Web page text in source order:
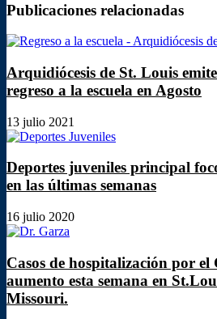
razón
Coronavirus
detectado
la
de
St.Louis
Publicaciones relacionadas
Arquidiócesis de St. Louis
regreso a la escuela en Agosto
13 julio 2021
Deportes juveniles principal
en las últimas semanas
16 julio 2020
Casos de hospitalización por el
aumento esta semana en
Missouri.